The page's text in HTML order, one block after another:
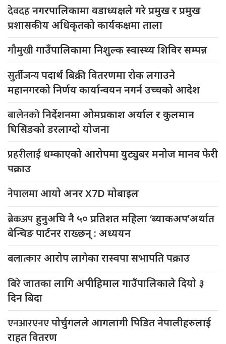
देवदहनगरपालिकामा वडाध्यक्षले गरे प्रमुख र प्रमुख
प्रशासकीय अधिकृतको कार्यकक्षमा ताला
गौमुखीगाउँपालिकामा निशुल्क स्वास्थ्य शिविर सम्पन्न
सुर्तीजन्यपदार्थ बिक्री वितरणमा रोक लगाउने
महानगरको निर्णय कार्यान्वयन नगर्न उच्चको आदेश
बालेनकोनिर्देशनमा ओमप्रकाश अर्याल र कुलमान
घिसिङको डरलाग्दो योजना
प्रहरीलाई धम्काएको आरोपमा युट्युबर मनोज मानव फेरी
पक्राउ
नेपालमाआयो अनर X7D मोबाइल
ब्रेकअपहुनुअघि नै ५० प्रतिशत महिला ‘ब्याकअप’अर्थात
बेन्चिङ पार्टनर राख्छन् : अध्ययन
बलात्कारआरोप लागेका रास्वपा सभापति पक्राउ
बिरेजातका लागि अपीहिमाल गाउँपालिकाले दियो ३
दिन बिदा
एनआरएनएपोर्चुगलले आगलागी पिडित नेपालीहरुलाई
राहत वितरण